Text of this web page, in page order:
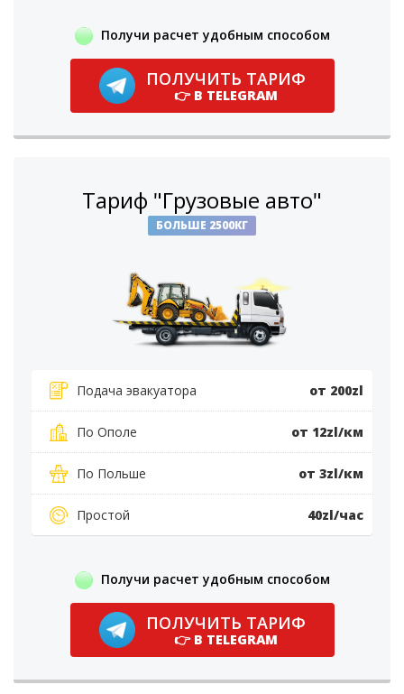
Получи расчет удобным способом
ПОЛУЧИТЬ ТАРИФ
👉 В TELEGRAM
Тариф "Грузовые авто"
БОЛЬШЕ 2500КГ
Подача эвакуатора от 200zl
По Ополе от 12zl/км
По Польше от 3zl/км
Простой 40zl/час
Получи расчет удобным способом
ПОЛУЧИТЬ ТАРИФ
👉 В TELEGRAM